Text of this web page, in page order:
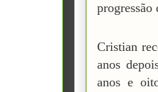
progressão
Cristian
anos
anos e